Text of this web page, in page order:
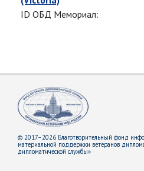
ID ОБД Мемориал:
© 2017–2026 Благотворительный фонд
материальной поддержки ветеранов
дипломатической службы»